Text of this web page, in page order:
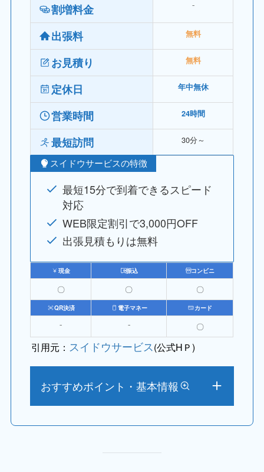
割増料金 ⁻
出張料 無料
お見積り 無料
定休日 年中無休
営業時間 24時間
最短訪問 30分～
スイドウサービスの特徴
最短15分で到着できるスピード
対応
WEB限定割引で3,000円OFF
出張見積もりは無料
現金 振込 コンビニ
〇 〇 〇
QR決済 電子マネー カード
⁻ ⁻ 〇
引用元： スイドウサービス(公式HＰ)
おすすめポイント・基本情報